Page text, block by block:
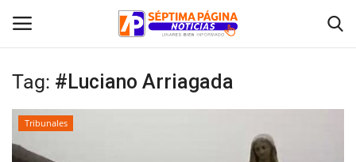
Inicio
Crónica
Tag: #Luciano Arriagada
Tribunales